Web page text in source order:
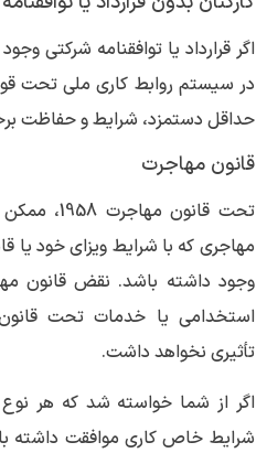
اگر قرارداد یا توافقنامه شرکتی
در سیستم روابط کاری ملی تحت
حداقل دستمزد، شرایط و حفاظت
قانون مهاجرت
تحت قانون
مهاجری که با شرایط ویزای خود یا
وجود داشته باشد. نقض قانون
تأثیری نخواهد داشت.
اگر از شما خواسته شد که هر
شرایط خاص کاری موافقت داشته